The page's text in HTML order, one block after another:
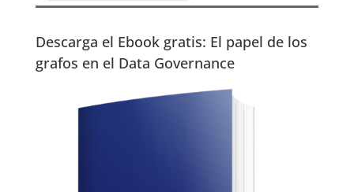
Descarga el Ebook gratis: El papel de los
grafos en el Data Governance